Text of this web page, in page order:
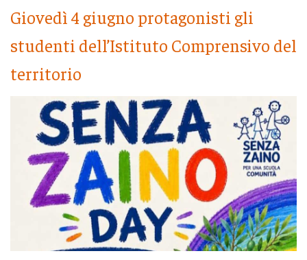
Giovedì 4 giugno protagonisti gli
studenti dell’Istituto Comprensivo del
territorio